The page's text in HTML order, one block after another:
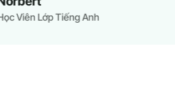
Phụ Huynh Học Viên Lớp